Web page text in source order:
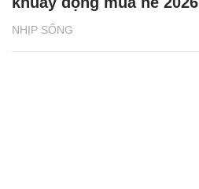
NHỊP SỐNG